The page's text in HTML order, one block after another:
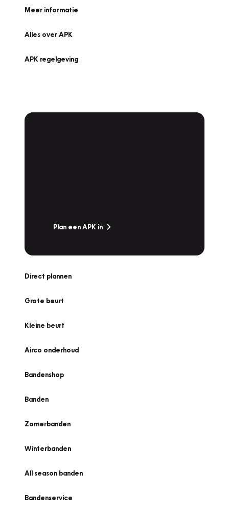
Meer informatie
Alles over APK
APK regelgeving
Plan een APK in
Direct plannen
Grote beurt
Kleine beurt
Airco onderhoud
Bandenshop
Banden
Zomerbanden
Winterbanden
All season banden
Bandenservice